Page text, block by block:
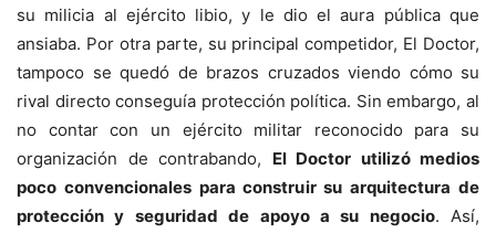
su milicia al ejército libio, y le dio el aura pública que
ansiaba. Por otra parte, su principal competidor, El Doctor,
tampoco se quedó de brazos cruzados viendo cómo su
rival directo conseguía protección política. Sin embargo, al
no contar con un ejército militar reconocido para su
organización de contrabando, El Doctor utilizó medios
poco convencionales para construir su arquitectura de
protección y seguridad de apoyo a su negocio. Así,